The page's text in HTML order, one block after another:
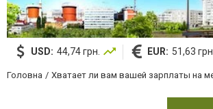
USD: 44,74 грн. EUR: 51,63 грн.
Головна Хватает ли вам вашей зарплаты на